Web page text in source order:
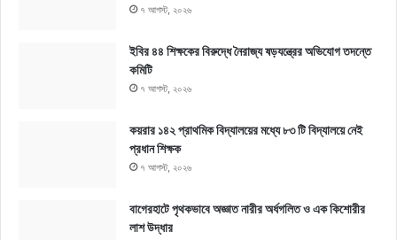
৭ আগস্ট, ২০২৬
ইবির ৪৪ শিক্ষকের বিরুদ্ধে নৈরাজ্য ষড়যন্ত্রের অভিযোগ তদন্তে
কমিটি
৭ আগস্ট, ২০২৬
কয়রার ১৪২ প্রাথমিক বিদ্যালয়ের মধ্যে ৮৩ টি বিদ্যালয়ে নেই
প্রধান শিক্ষক
৭ আগস্ট, ২০২৬
বাগেরহাটে পৃথকভাবে অজ্ঞাত নারীর অর্ধগলিত ও এক কিশোরীর
লাশ উদ্ধার